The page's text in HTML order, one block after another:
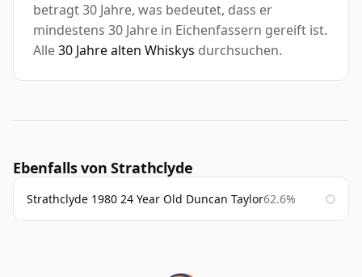
betragt 30 Jahre, was bedeutet, dass er
mindestens 30 Jahre in Eichenfassern gereift ist.
Alle30 Jahre alten Whiskys durchsuchen.
Ebenfalls von Strathclyde
Strathclyde 1980 24 Year Old Duncan Taylor62.6%